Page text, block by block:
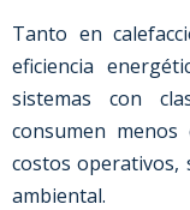
Tanto en
eficiencia
sistemas con
consumen
costos operativos,
ambiental.